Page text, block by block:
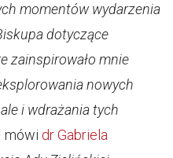
momentów wydarzenia
dotyczące
zainspirowało mnie
nowych
i wdrażania tych
dr Gabriela